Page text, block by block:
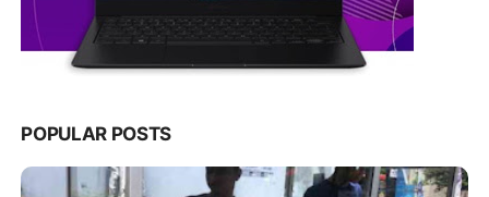
POPULAR POSTS